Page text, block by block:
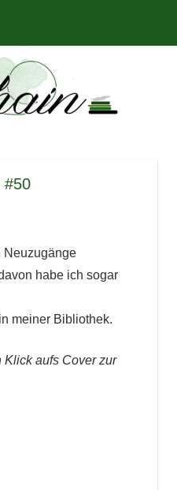
#50
Neuzugänge
habe ich sogar
meiner Bibliothek.
Klick aufs Cover zur